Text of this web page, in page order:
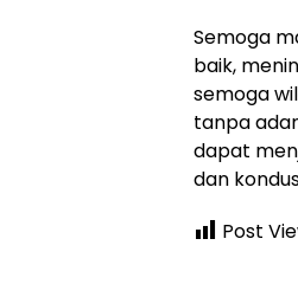
Semoga
baik,
semoga
tanpa
dapat
dan
Post